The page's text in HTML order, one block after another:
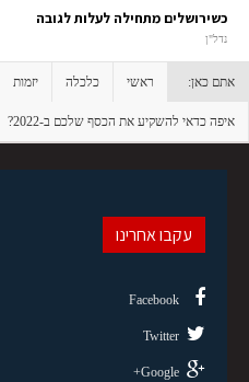
כשירושלים מתחילה לעלות לגובה
נדל"ן
אתם כאן: ראשי כלכלה יזמות
איפה כדאי להשקיע את הכסף שלכם ב-2022?
עקבו אחרינו
Facebook
Twitter
Google+